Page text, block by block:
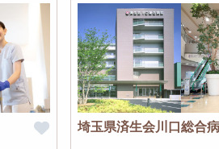
埼玉県済生会川口総合